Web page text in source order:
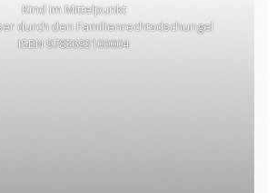
Kind im Mittelpunkt
durch den Familienrechtsdschungel
ISBN 9783693100004